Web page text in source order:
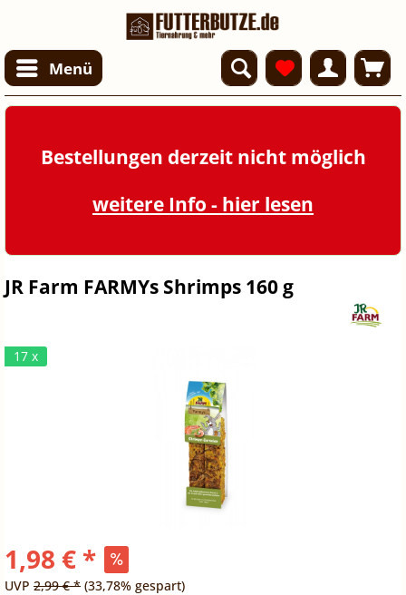
Menü
Bestellungen derzeit nicht möglich
weitere Info - hier lesen
JR Farm FARMYs Shrimps 160 g
17 x
1,98 € *
UVP 2,99 € * (33,78% gespart)